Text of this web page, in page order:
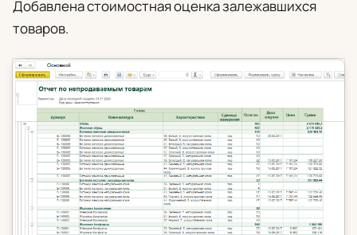
Добавлена стоимостная оценка залежавшихся
товаров.